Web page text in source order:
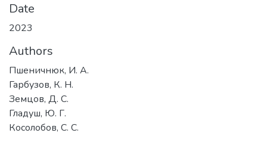
Date
2023
Authors
Пшеничнюк, И. А.
Гарбузов, К. Н.
Земцов, Д. С.
Гладуш, Ю. Г.
Косолобов, С. С.